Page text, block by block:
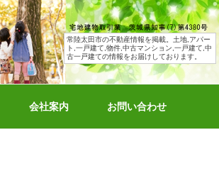
常陸太田市の不動産情報を掲載。土地,アパー
ト,一戸建て,物件,中古マンション,一戸建て,中
古一戸建ての情報をお届けしております。
会社案内 お問い合わせ